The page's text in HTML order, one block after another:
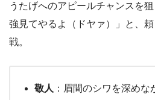
うたげへのアピールチャンスを
強見てやるよ（ドヤァ）」と、
戦。
敬人 ：眉間のシワを深め